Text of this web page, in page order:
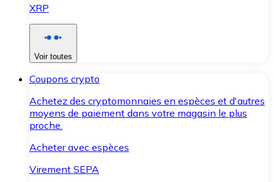
XRP
Voir toutes
Coupons crypto
Achetez des cryptomonnaies en espèces et d'autres
moyens de paiement dans votre magasin le plus
proche.
Acheter avec espèces
Virement SEPA